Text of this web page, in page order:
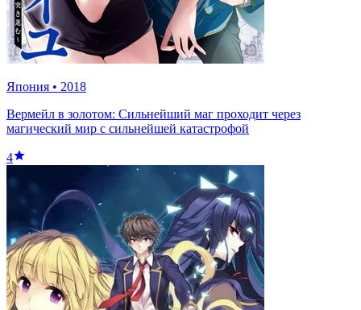
Япония • 2018
Вермейл в золотом: Сильнейший маг проходит через
магический мир с сильнейшей катастрофой
4